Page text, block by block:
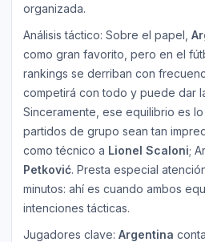
organizada.
Análisis táctico: Sobre el papel,
como gran favorito, pero en el
rankings se derriban con
competirá con todo y puede dar
Sinceramente, ese equilibrio es
partidos de grupo sean tan
como técnico a Lionel Scaloni;
Petković. Presta especial
minutos: ahí es cuando ambos
intenciones tácticas.
Jugadores clave: Argentina